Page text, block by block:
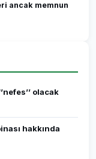
ancak memnun
olacak
hakkında